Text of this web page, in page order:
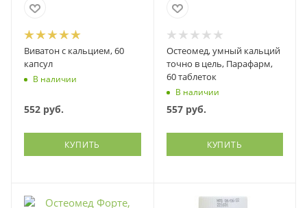
Виватон с кальцием, 60
капсул
В наличии
552 руб.
КУПИТЬ
Остеомед, умный кальций
точно в цель, Парафарм,
60 таблеток
В наличии
557руб.
КУПИТЬ